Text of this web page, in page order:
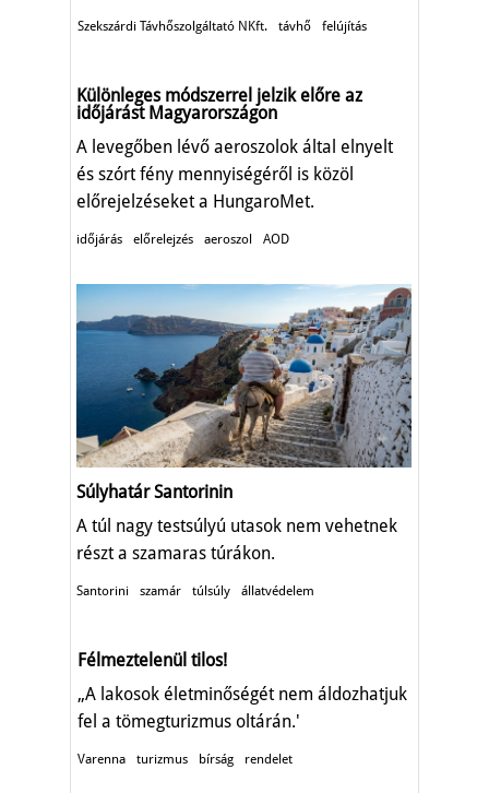
Szekszárdi Távhőszolgáltató NKft. távhő felújítás
Különleges módszerrel jelzik előre az
időjárást Magyarországon
A levegőben lévő aeroszolok által elnyelt
és szórt fény mennyiségéről is közöl
előrejelzéseket a HungaroMet.
időjárás előrelejzés aeroszol AOD
Súlyhatár Santorinin
A túl nagy testsúlyú utasok nem vehetnek
részt a szamaras túrákon.
Santorini szamár túlsúly állatvédelem
Félmeztelenül tilos!
„A lakosok életminőségét nem áldozhatjuk
fel a tömegturizmus oltárán.'
Varenna turizmus bírság rendelet